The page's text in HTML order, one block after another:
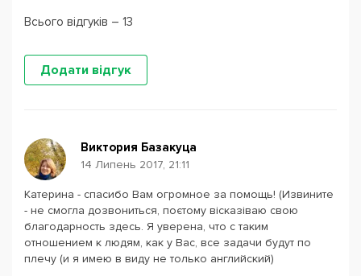
Всього відгуків – 13
Додати відгук
Виктория Базакуца
14 Липень 2017, 21:11
Катерина - спасибо Вам огромное за помощь! (Извините
- не смогла дозвониться, поєтому вісказіваю свою
благодарность здесь. Я уверена, что с таким
отношением к людям, как у Вас, все задачи будут по
плечу (и я имею в виду не только английский)